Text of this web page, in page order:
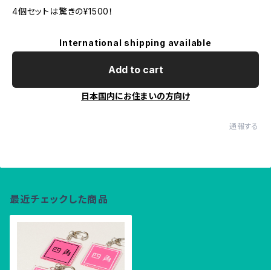
4個セットは驚きの¥1500！
International shipping available
Add to cart
日本国内にお住まいの方向け
通報する
最近チェックした商品